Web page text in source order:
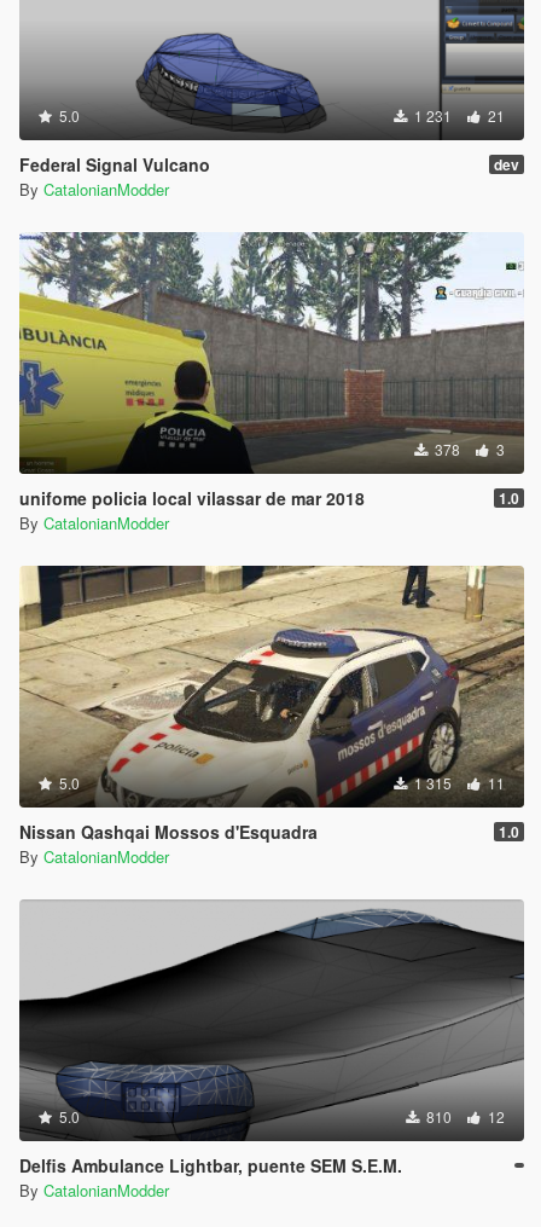
5.0 1 231 21
Federal Signal Vulcano dev
By CatalonianModder
378 3
unifome policia local vilassar de mar 2018 1.0
By CatalonianModder
5.0 1 315 11
Nissan Qashqai Mossos d'Esquadra 1.0
By CatalonianModder
5.0 810 12
Delfis Ambulance Lightbar, puente SEM S.E.M.
By CatalonianModder